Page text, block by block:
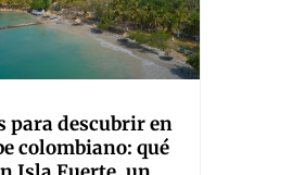
para descubrir en
colombiano: qué